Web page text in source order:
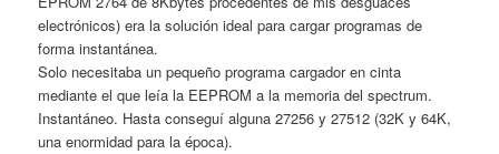
electrónicos) era la solución ideal para cargar programas de
forma instantánea.
Solo necesitaba un pequeño programa cargador en cinta
mediante el que leía la EEPROM a la memoria del spectrum.
Instantáneo. Hasta conseguí alguna 27256 y 27512 (32K y 64K,
una enormidad para la época).